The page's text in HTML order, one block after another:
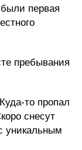
были первая
пребывания
то пропал
снесут
уникальным